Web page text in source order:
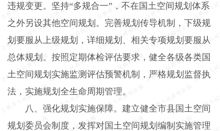
违规变更。坚持“多规合一”，不在国土空间规划体系
之外另设其他空间规划。完善规划传导机制，下级规
划要服从上级规划，详细规划、相关专项规划要服从
总体规划。按照定期体检评估要求，健全各级各类国
土空间规划实施监测评估预警机制，严格规划监督执
法，实施规划全生命周期管理。
八、强化规划实施保障。建立健全市县国土空间
规划委员会制度，发挥对国土空间规划编制实施管理